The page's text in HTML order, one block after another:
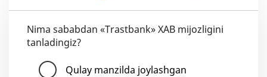
Nima sababdan «Trastbank» XAB mijozligini
tanladingiz?
Qulay manzilda joylashgan